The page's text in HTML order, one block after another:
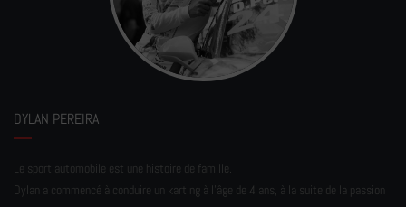
DYLAN PEREIRA
Le sport automobile est une histoire de famille.
Dylan a commencé à conduire un karting à l’âge de 4 ans, à la suite de la passion